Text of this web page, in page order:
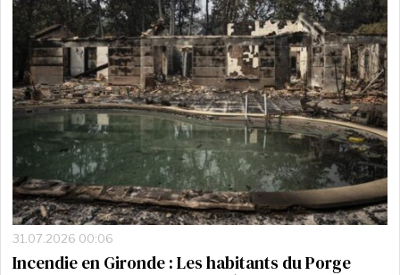
31.07.2026 00:06
Incendie en Gironde : Les habitants du Porge